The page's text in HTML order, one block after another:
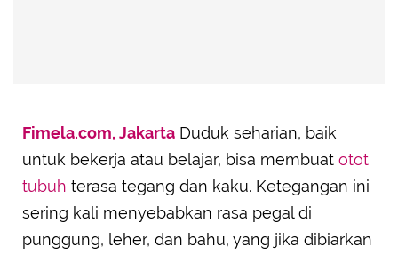
Fimela.com, Jakarta Duduk seharian, baik
untuk bekerja atau belajar, bisa membuat otot
tubuh terasa tegang dan kaku. Ketegangan ini
sering kali menyebabkan rasa pegal di
punggung, leher, dan bahu, yang jika dibiarkan